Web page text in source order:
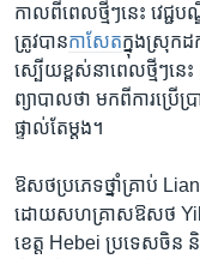
កាល​ពី​ពេល​ថ្មីៗ​នេះ ​វេជ្ជ
ត្រូវ​បាន​កាសែតក្នុង​ស្រុក​
ស្បើយ​ខ្ពស់​នា​ពេល​ថ្មីៗ​ន
ព្យាបាលថា ​មក​ពី​ការ​ប្រ
ផ្ទាល់​តែ​ម្ដង។
ឱសថ​ប្រភេទ​ថ្នាំគ្រាប់
ដោយ​សហគ្រាសឱសថ
ខេត្ត Hebei ប្រទេស​ចិន និ